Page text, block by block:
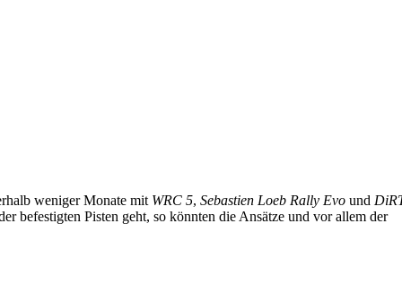
weniger Monate mit WRC 5, Sebastien Loeb Rally Evo und
befestigten Pisten geht, so könnten die Ansätze und vor allem der